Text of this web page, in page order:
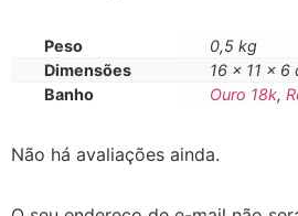
Peso
0,5 kg
Dimensões
16 × 11 × 6
Banho
Ouro 18k,
Não há avaliações ainda.